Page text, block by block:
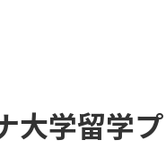
大学留学プ